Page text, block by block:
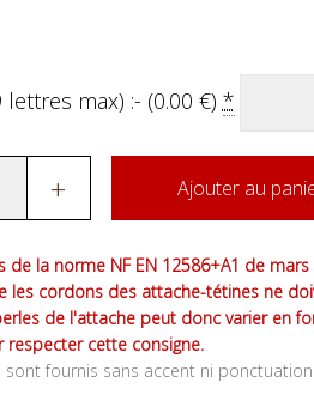
lettres max) :- (0.00 €) *
+ Ajouter au
de la norme NF EN 12586+A1 de
les cordons des attache-tétines ne
de l'attache peut donc varier en
cette consigne.
sont fournis sans accent ni